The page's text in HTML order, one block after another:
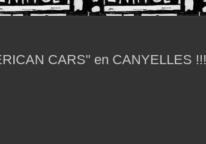
CARS" en CANYELLES !!!